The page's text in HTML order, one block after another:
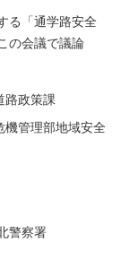
る「通学路安全
の会議で議論
路政策課
機管理部地域安全
警察署